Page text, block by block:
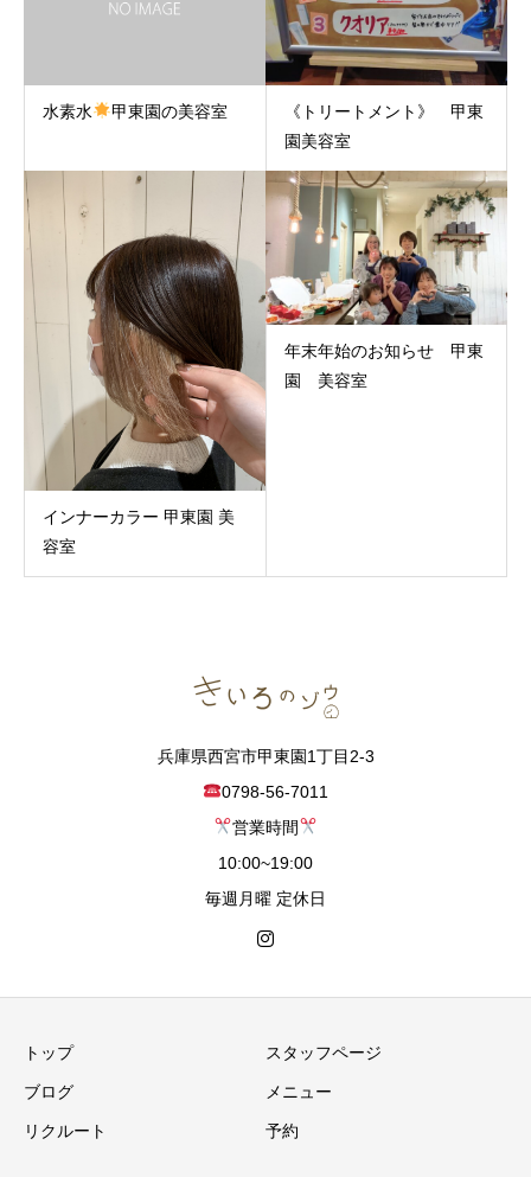
水素水 甲東園の美容室
《トリートメント》 甲東
園美容室
インナーカラー 甲東園 美
容室
年末年始のお知らせ 甲東
園 美容室
兵庫県西宮市甲東園1丁目2-3
0798-56-7011
営業時間
10:00~19:00
毎週月曜 定休日
トップ スタッフページ
ブログ メニュー
リクルート 予約